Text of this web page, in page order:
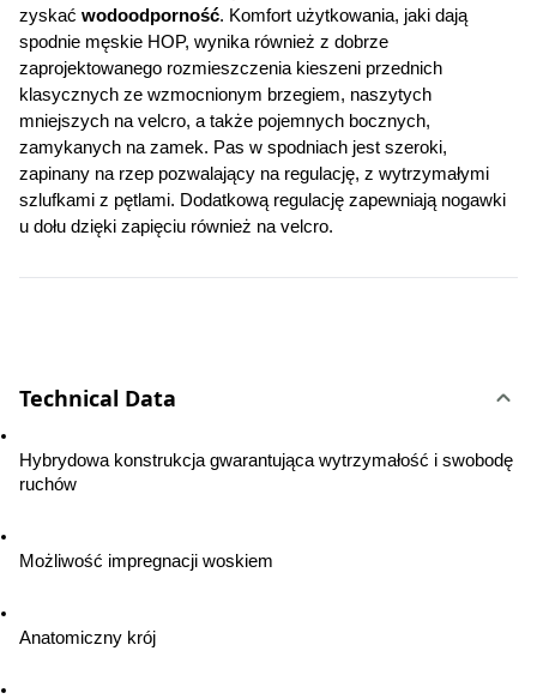
zyskać wodoodporność. Komfort użytkowania, jaki dają
spodnie męskie HOP, wynika również z dobrze
zaprojektowanego rozmieszczenia kieszeni przednich
klasycznych ze wzmocnionym brzegiem, naszytych
mniejszych na velcro, a także pojemnych bocznych,
zamykanych na zamek. Pas w spodniach jest szeroki,
zapinany na rzep pozwalający na regulację, z wytrzymałymi
szlufkami z pętlami. Dodatkową regulację zapewniają nogawki
u dołu dzięki zapięciu również na velcro.
Technical Data
Hybrydowa konstrukcja gwarantująca wytrzymałość i swobodę
ruchów
Możliwość impregnacji woskiem
Anatomiczny krój